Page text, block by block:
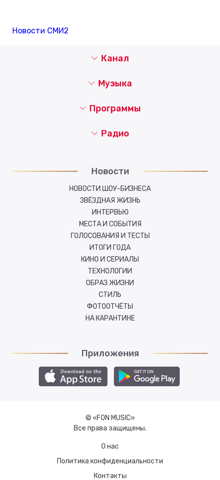
Новости СМИ2
Канал
Музыка
Новости
НОВОСТИ ШОУ-БИЗНЕСА
ЗВЁЗДНАЯ ЖИЗНЬ
ИНТЕРВЬЮ
МЕСТА И СОБЫТИЯ
ГОЛОСОВАНИЯ И ТЕСТЫ
ИТОГИ ГОДА
КИНО И СЕРИАЛЫ
ТЕХНОЛОГИИ
ОБРАЗ ЖИЗНИ
СТИЛЬ
ФОТООТЧЁТЫ
НА КАРАНТИНЕ
Программы
Радио
Приложения
© «FON MUSIC»
Все права защищены.
О нас
Политика конфиденциальности
Контакты